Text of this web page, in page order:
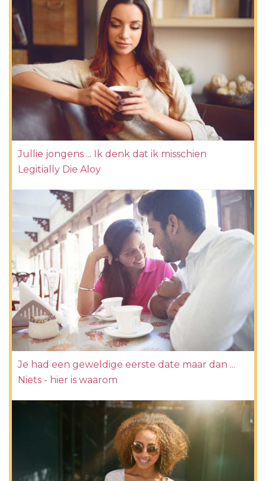
Jullie jongens ... Ik denk dat ik misschien
Legitially Die Aloy
Je had een geweldige eerste date maar dan ...
Niets - hier is waarom